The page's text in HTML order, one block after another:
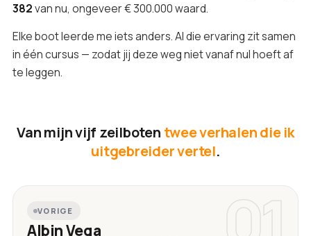
382van nu, ongeveer € 300.000 waard.
Elke boot leerde me iets anders. Al die ervaring zit samen
in één cursus — zodat jij deze weg niet vanaf nul hoeft af
te leggen.
Van mijn vijf zeilboten twee verhalen die ik
uitgebreider vertel.
VORIGE
Albin Vega